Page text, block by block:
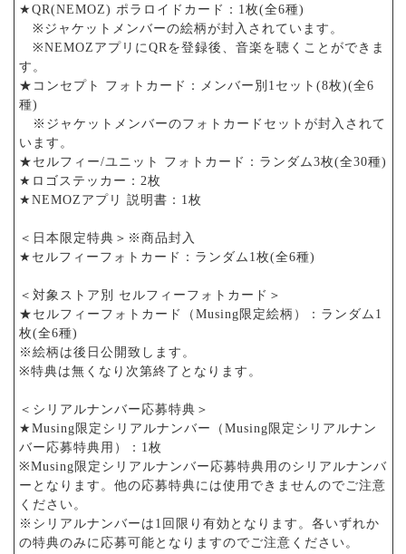
★QR(NEMOZ) ポラロイドカード：1枚(全6種)
※ジャケットメンバーの絵柄が封入されています。
※NEMOZアプリにQRを登録後、音楽を聴くことができま
す。
★コンセプト フォトカード：メンバー別1セット(8枚)(全6
種)
※ジャケットメンバーのフォトカードセットが封入されて
います。
★セルフィー/ユニット フォトカード：ランダム3枚(全30種)
★ロゴステッカー：2枚
★NEMOZアプリ 説明書：1枚
＜日本限定特典＞※商品封入
★セルフィーフォトカード：ランダム1枚(全6種)
＜対象ストア別 セルフィーフォトカード＞
★セルフィーフォトカード（Musing限定絵柄）：ランダム1
枚(全6種)
※絵柄は後日公開致します。
※特典は無くなり次第終了となります。
＜シリアルナンバー応募特典＞
★Musing限定シリアルナンバー（Musing限定シリアルナン
バー応募特典用）：1枚
※Musing限定シリアルナンバー応募特典用のシリアルナンバ
ーとなります。他の応募特典には使用できませんのでご注意
ください。
※シリアルナンバーは1回限り有効となります。各いずれか
の特典のみに応募可能となりますのでご注意ください。